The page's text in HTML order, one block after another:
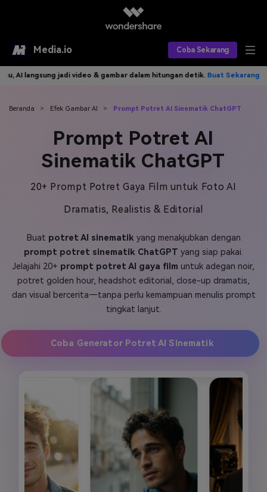
Media.io Coba Sekarang
Alat AI
AI Video
AI Gambar
AI Audio
Model AI yang Didukung
Produk AI
Asisten Video AI
Editor Video AI
Editor Gambar AI
Find More Solutions >>
Efek Video
Efek Foto
Sumber Daya
FAQs Hubungi Kami
Tips & Tutorial AI
Postingan Terbaru
Jelajahi Lebih Banyak >>
Harga
Masuk
Berkreasi dengan AI
jadi video & gambar dalam hitungan detik.Buat Sekarang>>
Beranda > Efek Gambar AI > Prompt Potret AI Sinematik ChatGPT
Prompt Potret AI
Sinematik ChatGPT
20+ Prompt Potret Gaya Film untuk Foto AI
Dramatis, Realistis & Editorial
Buat potret AI sinematikyang menakjubkan dengan
prompt potret sinematik ChatGPT yang siap pakai.
Jelajahi 20+ prompt potret AI gaya film untuk adegan noir,
potret golden hour, headshot editorial, close-up dramatis,
dan visual bercerita—tanpa perlu kemampuan menulis prompt
tingkat lanjut.
Coba Generator Potret AI Sinematik